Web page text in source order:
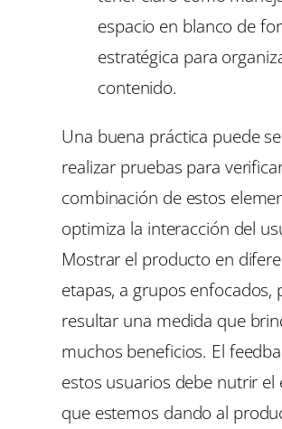
espacio en blanco de
estratégica para
contenido.
Una buena práctica puede
realizar pruebas para
combinación de estos
optimiza la interacción del
Mostrar el producto en
etapas, a grupos enfocados,
resultar una medida que
muchos beneficios. El
estos usuarios debe nutrir el
que estemos dando al